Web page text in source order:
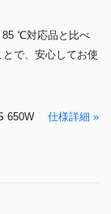
85 ℃対応品と比べ
で、安心してお使
650W 仕様詳細 »